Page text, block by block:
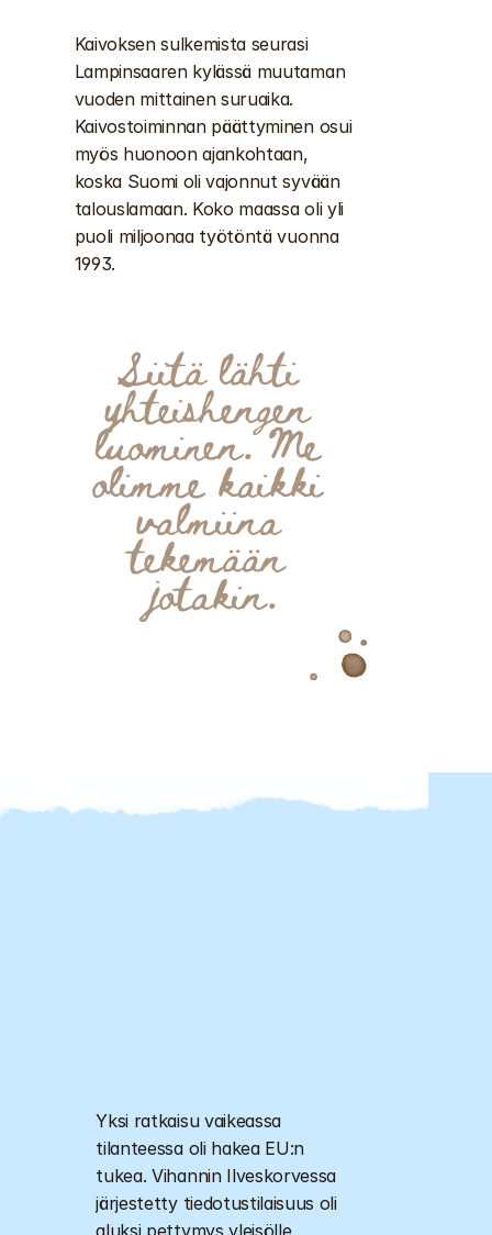
Yksi ratkaisu vaikeassa
tilanteessa oli hakea EU:n
tukea. Vihannin Ilveskorvessa
järjestetty tiedotustilaisuus oli
aluksi pettymys yleisölle,
Kaivoksen sulkemista seurasi
Lampinsaaren kylässä muutaman
vuoden mittainen suruaika.
Kaivostoiminnan päättyminen osui
myös huonoon ajankohtaan,
koska Suomi oli vajonnut syvään
talouslamaan. Koko maassa oli yli
puoli miljoonaa työtöntä vuonna
1993.
Siitä lähti
yhteishengen
luominen. Me
olimme kaikki
valmiina
tekemään
jotakin.